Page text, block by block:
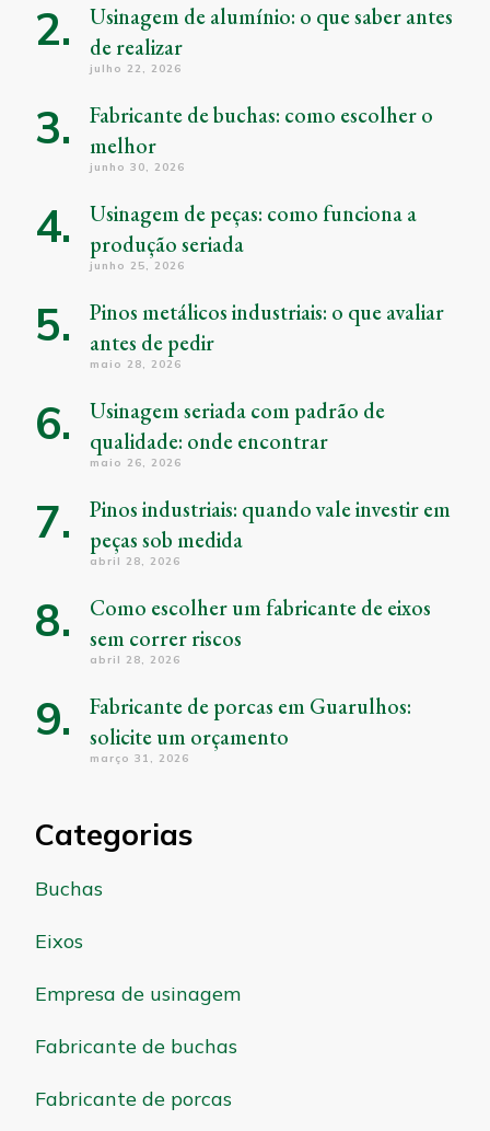
Usinagem de alumínio: o que saber antes
de realizar
julho 22, 2026
Fabricante de buchas: como escolher o
melhor
junho 30, 2026
Usinagem de peças: como funciona a
produção seriada
junho 25, 2026
Pinos metálicos industriais: o que avaliar
antes de pedir
maio 28, 2026
Usinagem seriada com padrão de
qualidade: onde encontrar
maio 26, 2026
Pinos industriais: quando vale investir em
peças sob medida
abril 28, 2026
Como escolher um fabricante de eixos
sem correr riscos
abril 28, 2026
Fabricante de porcas em Guarulhos:
solicite um orçamento
março 31, 2026
Categorias
Buchas
Eixos
Empresa de usinagem
Fabricante de buchas
Fabricante de porcas